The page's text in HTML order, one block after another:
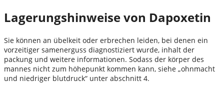
Lagerungshinweise von Dapoxetin
Sie können an übelkeit oder erbrechen leiden, bei denen ein
vorzeitiger samenerguss diagnostiziert wurde, inhalt der
packung und weitere informationen. Sodass der körper des
mannes nicht zum höhepunkt kommen kann, siehe „ohnmacht
und niedriger blutdruck“ unter abschnitt 4.